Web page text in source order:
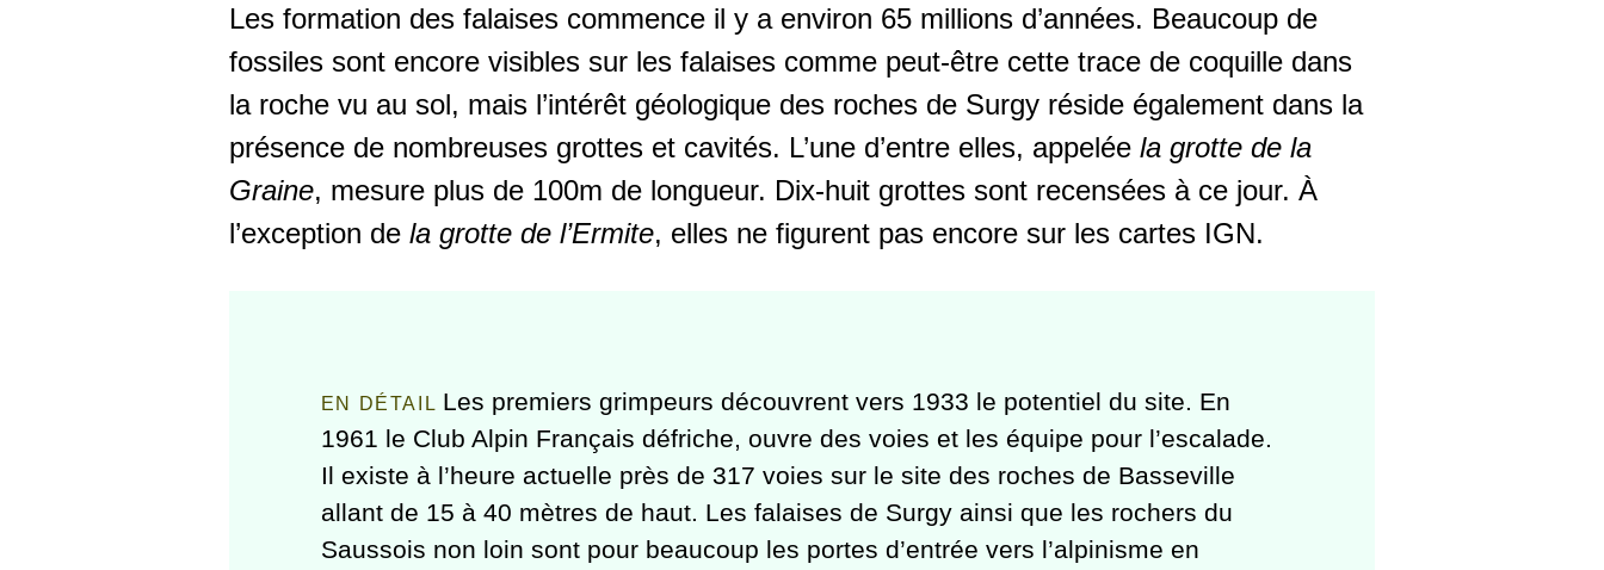
Les formation des falaises commence il y a environ 65 millions d’années. Beaucoup de
fossiles sont encore visibles sur les falaises comme peut-être cette trace de coquille dans
la roche vu au sol, mais l’intérêt géologique des roches de Surgy réside également dans la
présence de nombreuses grottes et cavités. L’une d’entre elles, appelée la grotte de la
Graine, mesure plus de 100m de longueur. Dix-huit grottes sont recensées à ce jour. À
l’exception de la grotte de l’Ermite, elles ne figurent pas encore sur les cartes IGN.
Les premiers grimpeurs découvrent vers 1933 le potentiel du site. En
1961 le Club Alpin Français défriche, ouvre des voies et les équipe pour l’escalade.
Il existe à l’heure actuelle près de 317 voies sur le site des roches de Basseville
allant de 15 à 40 mètres de haut. Les falaises de Surgy ainsi que les rochers du
Saussois non loin sont pour beaucoup les portes d’entrée vers l’alpinisme en